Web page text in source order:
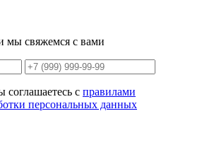
мы свяжемся с вами
с правилами
персональных данных